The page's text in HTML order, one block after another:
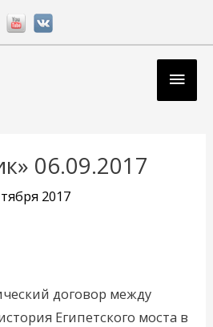
06.09.2017
2017
договор между
Египетского моста в